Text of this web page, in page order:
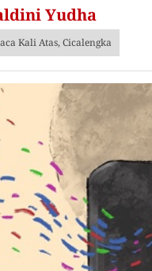
Yudha
Kali Atas, Cicalengka